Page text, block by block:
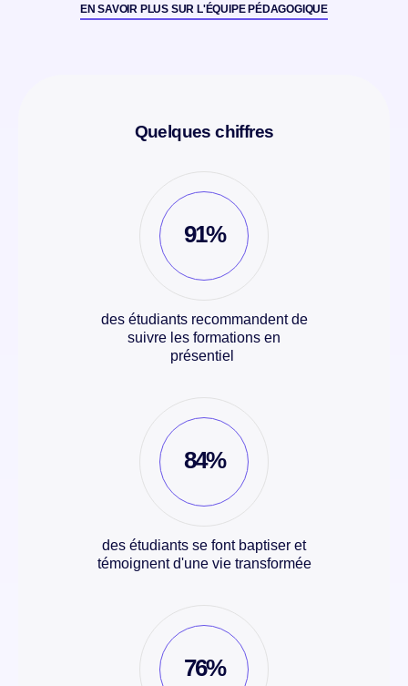
EN SAVOIR PLUS SUR L'ÉQUIPE PÉDAGOGIQUE
Quelques chiffres
91%
des étudiants recommandent de
suivre les formations en
présentiel
84%
des étudiants se font baptiser et
témoignent d'une vie transformée
76%